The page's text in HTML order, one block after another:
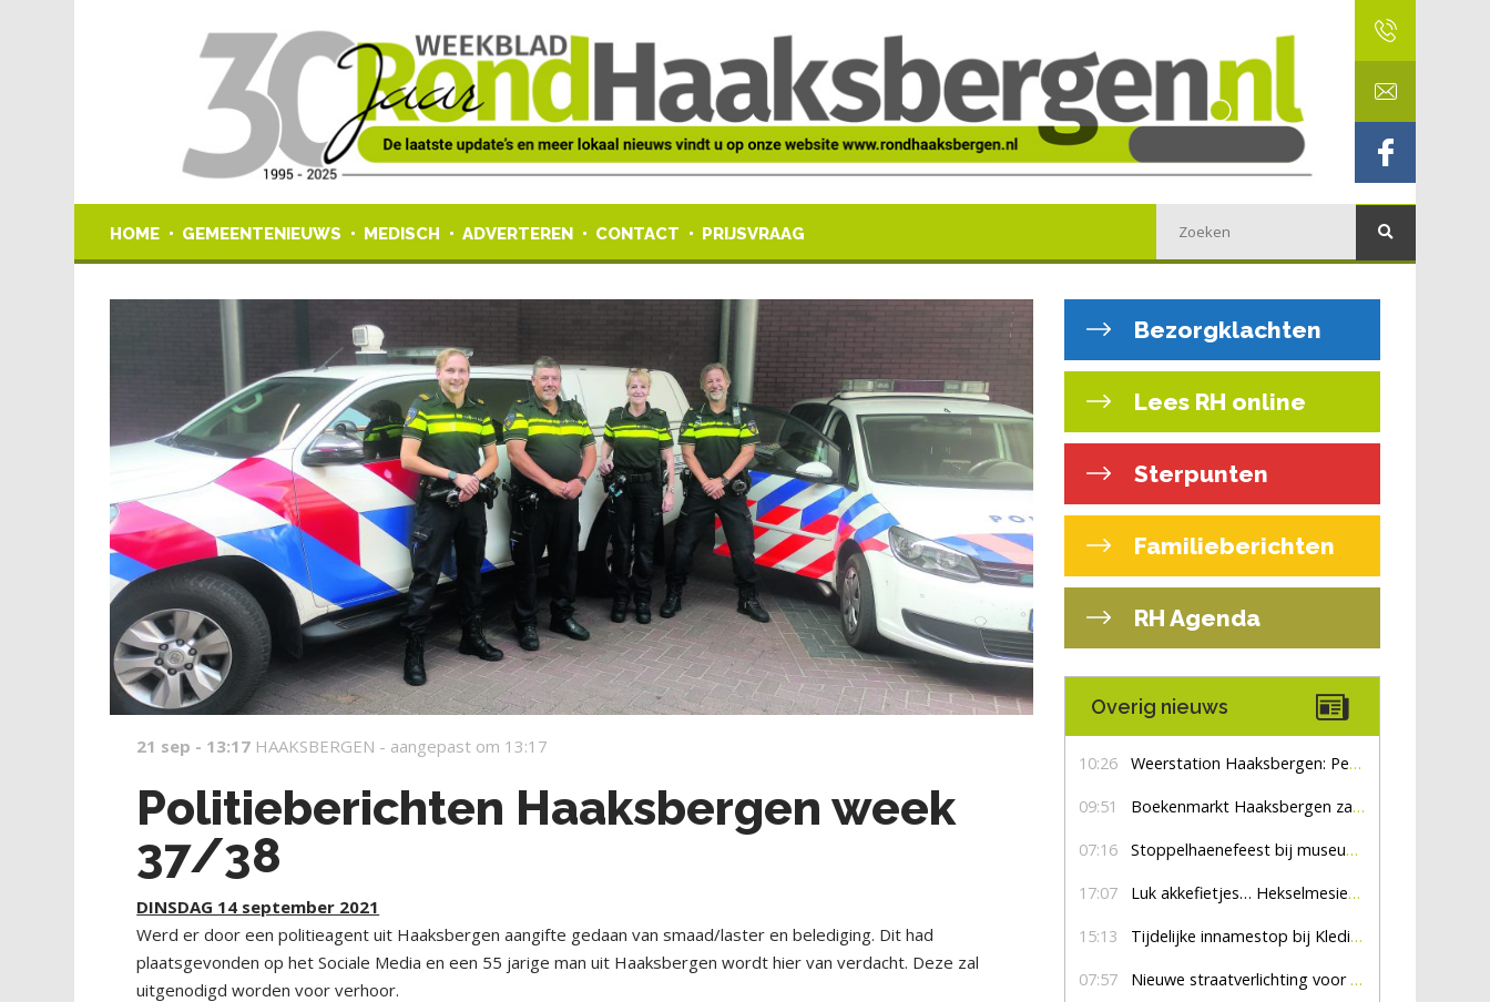
HOME GEMEENTENIEUWS MEDISCH ADVERTEREN CONTACT PRIJSVRAAG
21 sep - 13:17 HAAKSBERGEN - aangepast om 13:17
Politieberichten Haaksbergen week
37/38
DINSDAG 14 september 2021
Werd er door een politieagent uit Haaksbergen aangifte gedaan van smaad/laster en belediging. Dit had
plaatsgevonden op het Sociale Media en een 55 jarige man uit Haaksbergen wordt hier van verdacht. Deze zal
uitgenodigd worden voor verhoor.
Bezorgklachten
Lees RH online
Sterpunten
Familieberichten
RH Agenda
Overig nieuws
10:26 Weerstation Haaksbergen: Perioden met zon en droog
09:51 Boekenmarkt Haaksbergen zaterdag 8 augustus, marktplein Haaksbergen
07:16 Stoppelhaenefeest bij museum De Lebbenbrugge
17:07 Luk akkefietjes… HekselmesienHarry
15:13 Tijdelijke innamestop bij Kledingbank Stefania
07:57 Nieuwe straatverlichting voor De Veldmaat en De Pas